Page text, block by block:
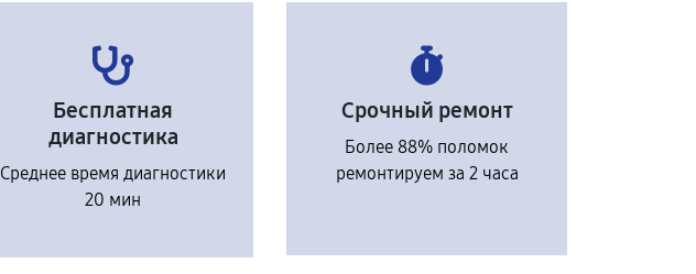
Бесплатная
диагностика
Среднее время диагностики
20 мин
Срочный ремонт
Более 88% поломок
ремонтируем за 2 часа